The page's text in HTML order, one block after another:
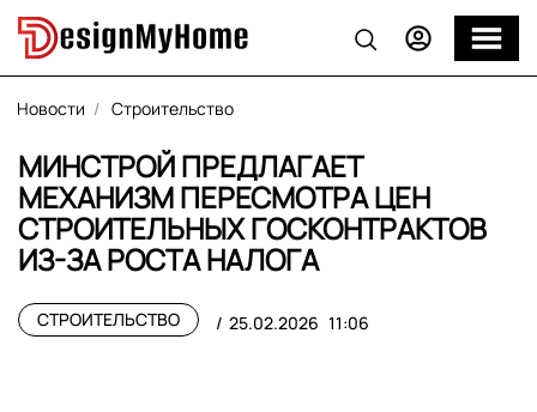
Новости Строительство
МИНСТРОЙ ПРЕДЛАГАЕТ
МЕХАНИЗМ ПЕРЕСМОТРА ЦЕН
СТРОИТЕЛЬНЫХ ГОСКОНТРАКТОВ
ИЗ-ЗА РОСТА НАЛОГА
СТРОИТЕЛЬСТВО 25.02.2026 11:06